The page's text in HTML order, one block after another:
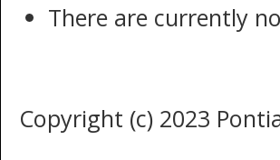
There are currently
Copyright (c) 2023